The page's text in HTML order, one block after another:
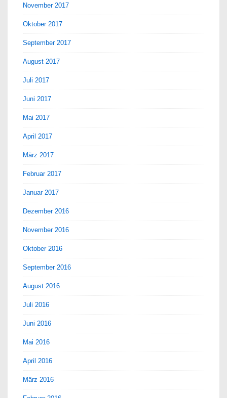
November 2017
Oktober 2017
September 2017
August 2017
Juli 2017
Juni 2017
Mai 2017
April 2017
März 2017
Februar 2017
Januar 2017
Dezember 2016
November 2016
Oktober 2016
September 2016
August 2016
Juli 2016
Juni 2016
Mai 2016
April 2016
März 2016